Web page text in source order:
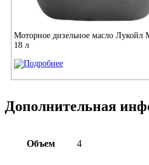
Моторное дизельное масло Лукойл
18 л
Дополнительная
Объем 4